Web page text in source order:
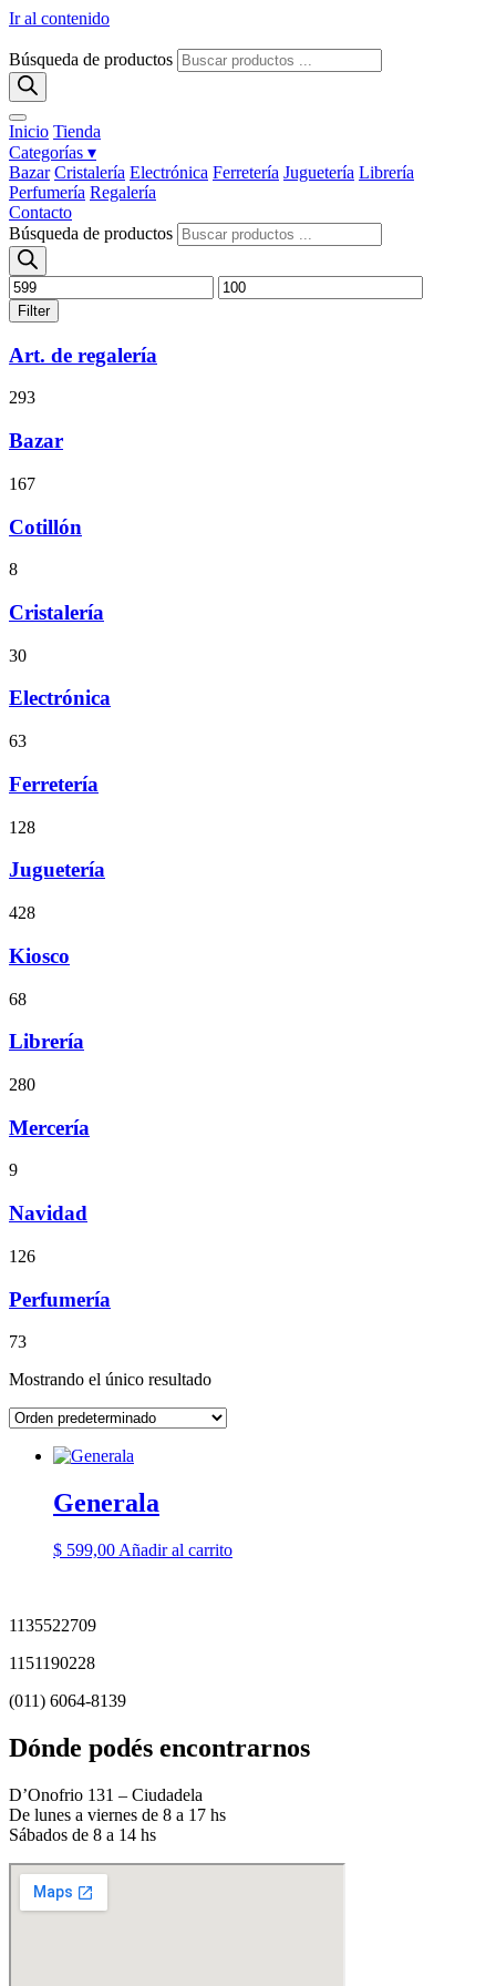
Ir al contenido
Búsqueda de productos
Inicio Tienda
Categorías ▾
Bazar Cristalería Electrónica Ferretería Juguetería Librería
Perfumería Regalería
Contacto
Búsqueda de productos
Filter
Art. de regalería
293
Bazar
167
Cotillón
8
Cristalería
30
Electrónica
63
Ferretería
128
Juguetería
428
Kiosco
68
Librería
280
Mercería
9
Navidad
126
Perfumería
73
Mostrando el único resultado
Generala
$ 599,00 Añadir al carrito
1135522709
1151190228
(011) 6064-8139
Dónde podés encontrarnos
D’Onofrio 131 – Ciudadela
De lunes a viernes de 8 a 17 hs
Sábados de 8 a 14 hs